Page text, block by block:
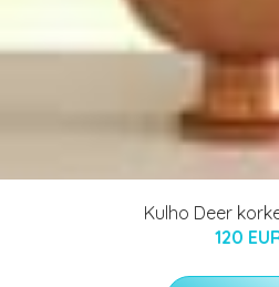
Kulho Deer
120